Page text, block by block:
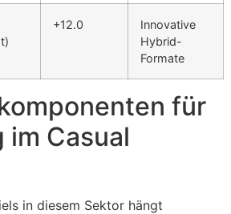
+12.0
Innovative
Hybrid-
Formate
für
im Casual
in diesem Sektor hängt